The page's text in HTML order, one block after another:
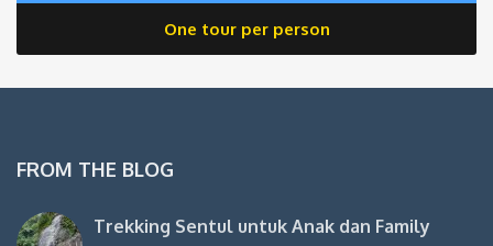
One tour per person
FROM THE BLOG
Trekking Sentul untuk Anak dan Family